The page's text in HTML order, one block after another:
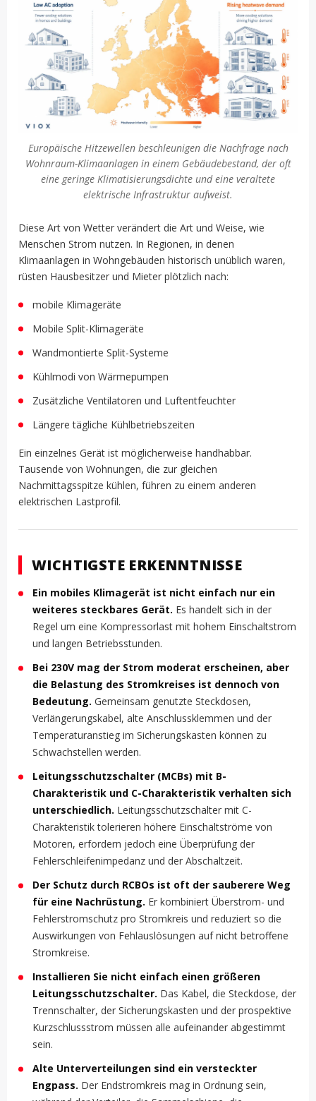
Europäische Hitzewellen beschleunigen die Nachfrage nach
Wohnraum-Klimaanlagen in einem Gebäudebestand, der oft
eine geringe Klimatisierungsdichte und eine veraltete
elektrische Infrastruktur aufweist.
Diese Art von Wetter verändert die Art und Weise, wie
Menschen Strom nutzen. In Regionen, in denen
Klimaanlagen in Wohngebäuden historisch unüblich waren,
rüsten Hausbesitzer und Mieter plötzlich nach:
mobile Klimageräte
Mobile Split-Klimageräte
Wandmontierte Split-Systeme
Kühlmodi von Wärmepumpen
Zusätzliche Ventilatoren und Luftentfeuchter
Längere tägliche Kühlbetriebszeiten
Ein einzelnes Gerät ist möglicherweise handhabbar.
Tausende von Wohnungen, die zur gleichen
Nachmittagsspitze kühlen, führen zu einem anderen
elektrischen Lastprofil.
WICHTIGSTE ERKENNTNISSE
Ein mobiles Klimagerät ist nicht einfach nur ein
weiteres steckbares Gerät. Es handelt sich in der
Regel um eine Kompressorlast mit hohem Einschaltstrom
und langen Betriebsstunden.
Bei 230V mag der Strom moderat erscheinen, aber
die Belastung des Stromkreises ist dennoch von
Bedeutung. Gemeinsam genutzte Steckdosen,
Verlängerungskabel, alte Anschlussklemmen und der
Temperaturanstieg im Sicherungskasten können zu
Schwachstellen werden.
Leitungsschutzschalter (MCBs) mit B-
Charakteristik und C-Charakteristik verhalten sich
unterschiedlich. Leitungsschutzschalter mit C-
Charakteristik tolerieren höhere Einschaltströme von
Motoren, erfordern jedoch eine Überprüfung der
Fehlerschleifenimpedanz und der Abschaltzeit.
Der Schutz durch RCBOs ist oft der sauberere Weg
für eine Nachrüstung. Er kombiniert Überstrom- und
Fehlerstromschutz pro Stromkreis und reduziert so die
Auswirkungen von Fehlauslösungen auf nicht betroffene
Stromkreise.
Installieren Sie nicht einfach einen größeren
Leitungsschutzschalter. Das Kabel, die Steckdose, der
Trennschalter, der Sicherungskasten und der prospektive
Kurzschlussstrom müssen alle aufeinander abgestimmt
sein.
Alte Unterverteilungen sind ein versteckter
Engpass. Der Endstromkreis mag in Ordnung sein,